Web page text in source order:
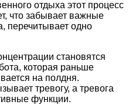
отдыха этот процесс
что забывает важные
перечитывает одно
становятся
которая раньше
на полдня.
тревогу, а тревога
функции.